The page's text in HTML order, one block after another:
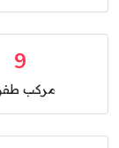
9
مركب